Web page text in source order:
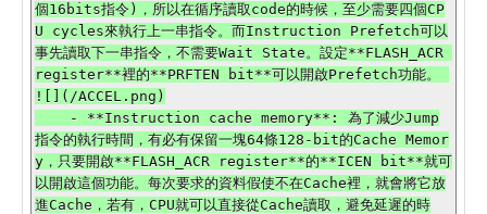
個16bits指令)，所以在循序讀取code的時候，至少需要四個CP
U cycles來執行上一串指令。而Instruction Prefetch可以
事先讀取下一串指令，不需要Wait State。設定**FLASH_ACR
register**裡的**PRFTEN bit**可以開啟Prefetch功能。
![](/ACCEL.png)
指令的執行時間，有必有保留一塊64條128-bit的Cache Memor
y，只要開啟**FLASH_ACR register**的**ICEN bit**就可
以開啟這個功能。每次要求的資料假使不在Cache裡，就會將它放
進Cache，若有，CPU就可以直接從Cache讀取，避免延遲的時